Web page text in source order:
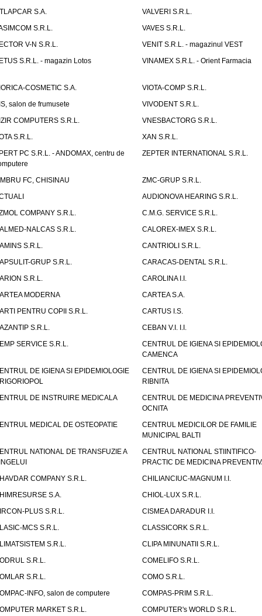
S.A.
VALVERI S.R.L.
S.R.L.
VAVES S.R.L.
V-N S.R.L.
VENIT S.R.L. - magazinul VEST
S.R.L. - magazin Lotos
VINAMEX S.R.L. - Orient Farmacia
COSMETIC S.A.
VIOTA-COMP S.R.L.
salon de frumusete
VIVODENT S.R.L.
COMPUTERS S.R.L.
VNESBACTORG S.R.L.
S.R.L.
XAN S.R.L.
PC S.R.L. - ANDOMAX, centru de
ZEPTER INTERNATIONAL S.R.L.
FC, CHISINAU
ZMC-GRUP S.R.L.
AUDIONOVA HEARING S.R.L.
COMPANY S.R.L.
C.M.G. SERVICE S.R.L.
NALCAS S.R.L.
CALOREX-IMEX S.R.L.
S.R.L.
CANTRIOLI S.R.L.
GRUP S.R.L.
CARACAS-DENTAL S.R.L.
S.R.L.
CAROLINA I.I.
MODERNA
CARTEA S.A.
PENTRU COPII S.R.L.
CARTUS I.S.
S.R.L.
CEBAN V.I. I.I.
SERVICE S.R.L.
CENTRUL DE IGIENA SI
CAMENCA
DE IGIENA SI EPIDEMIOLOGIE
CENTRUL DE IGIENA SI
RIBNITA
DE INSTRUIRE MEDICALA
CENTRUL DE MEDICINA
OCNITA
MEDICAL DE OSTEOPATIE
CENTRUL MEDICILOR DE FAMILIE
MUNICIPAL BALTI
NATIONAL DE TRANSFUZIE A
CENTRUL NATIONAL STIINTIFICO-
PRACTIC DE MEDICINA
COMPANY S.R.L.
CHILIANCIUC-MAGNUM I.I.
S.A.
CHIOL-LUX S.R.L.
PLUS S.R.L.
CISMEA DARADUR I.I.
MCS S.R.L.
CLASSICORK S.R.L.
S.R.L.
CLIPA MINUNATII S.R.L.
S.R.L.
COMELIFO S.R.L.
S.R.L.
COMO S.R.L.
INFO, salon de computere
COMPAS-PRIM S.R.L.
MARKET S.R.L.
COMPUTER's WORLD S.R.L.